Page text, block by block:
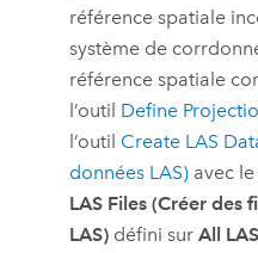
référence spatiale
système de
référence spatiale
l’outil Define
l’outil Create LAS
données LAS) avec
LAS Files (Créer des
LAS) défini surAll